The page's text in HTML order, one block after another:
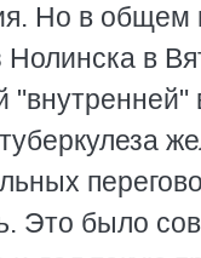
Но в общем
в
Это было